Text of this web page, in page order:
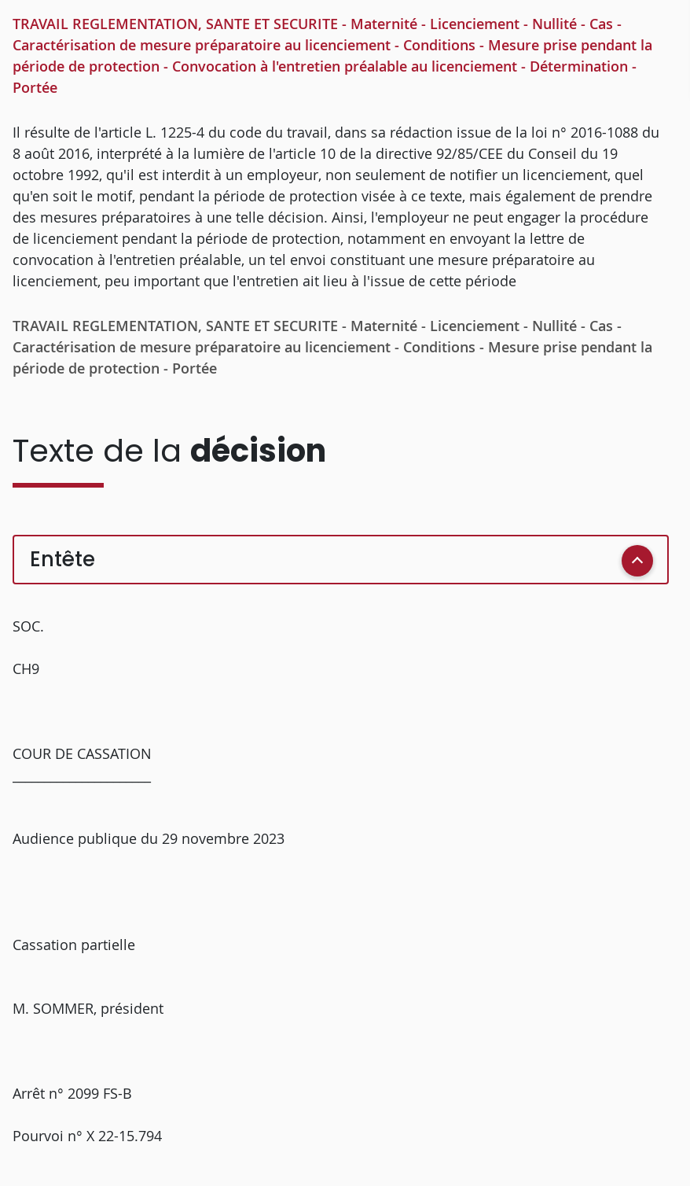
TRAVAIL REGLEMENTATION, SANTE ET SECURITE - Maternité - Licenciement - Nullité - Cas -
Caractérisation de mesure préparatoire au licenciement - Conditions - Mesure prise pendant la
période de protection - Convocation à l'entretien préalable au licenciement - Détermination -
Portée
Il résulte de l'article L. 1225-4 du code du travail, dans sa rédaction issue de la loi n° 2016-1088 du
8 août 2016, interprété à la lumière de l'article 10 de la directive 92/85/CEE du Conseil du 19
octobre 1992, qu'il est interdit à un employeur, non seulement de notifier un licenciement, quel
qu'en soit le motif, pendant la période de protection visée à ce texte, mais également de prendre
des mesures préparatoires à une telle décision. Ainsi, l'employeur ne peut engager la procédure
de licenciement pendant la période de protection, notamment en envoyant la lettre de
convocation à l'entretien préalable, un tel envoi constituant une mesure préparatoire au
licenciement, peu important que l'entretien ait lieu à l'issue de cette période
TRAVAIL REGLEMENTATION, SANTE ET SECURITE - Maternité - Licenciement - Nullité - Cas -
Caractérisation de mesure préparatoire au licenciement - Conditions - Mesure prise pendant la
période de protection - Portée
Texte de la décision
Entête
SOC.
CH9
COUR DE CASSATION
Audience publique du 29 novembre 2023
Cassation partielle
M. SOMMER, président
Arrêt n° 2099 FS-B
Pourvoi n° X 22-15.794